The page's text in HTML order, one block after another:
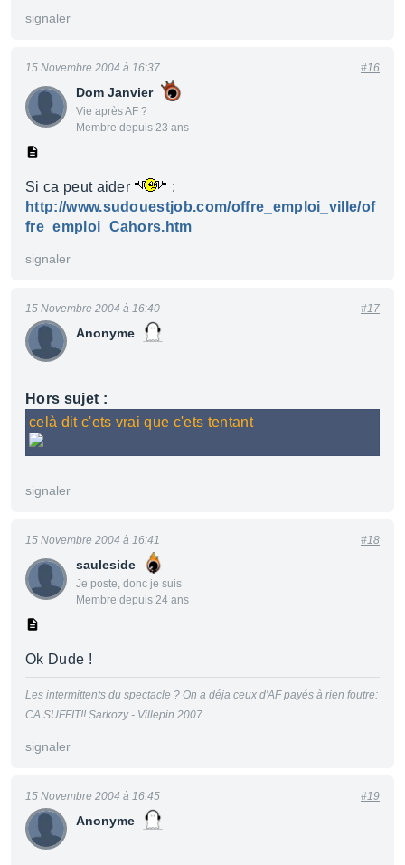
signaler
Dom Janvier
Vie après AF ?
Membre depuis 23 ans
15 Novembre 2004 à 16:37 #16
Si ca peut aider
:
http://www.sudouestjob.com/offre_emploi_ville/of
fre_emploi_Cahors.htm
signaler
Anonyme
15 Novembre 2004 à 16:40 #17
Hors sujet :
celà dit c'ets vrai que c'ets tentant
signaler
sauleside
Je poste, donc je suis
Membre depuis 24 ans
15 Novembre 2004 à 16:41 #18
Ok Dude !
Les intermittents du spectacle ? On a déja ceux d'AF payés à rien foutre:
CA SUFFIT!! Sarkozy - Villepin 2007
signaler
Anonyme
15 Novembre 2004 à 16:45 #19